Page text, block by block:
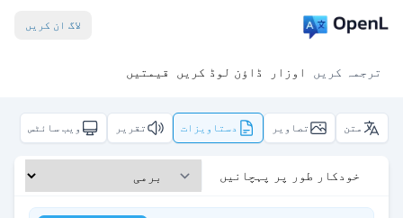
لاگ ان کریں
ترجمہ کریں اوزار ڈاؤن لوڈ کریں قیمتیں
متن تصاویر دستاویزات تقریر ویب سائٹس
خودکار طور پر پہچانیں